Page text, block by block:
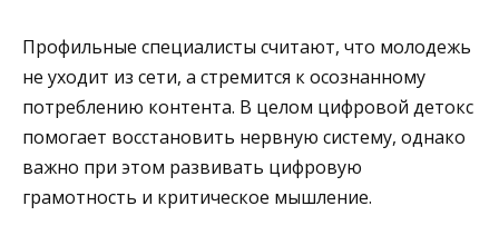
Профильные специалисты считают, что молодежь
не уходит из сети, а стремится к осознанному
потреблению контента. В целом цифровой детокс
помогает восстановить нервную систему, однако
важно при этом развивать цифровую
грамотность и критическое мышление.